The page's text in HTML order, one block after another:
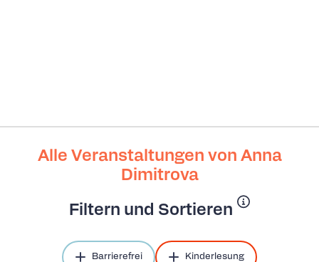
Alle Veranstaltungen von Anna
Dimitrova
Filtern und Sortieren
Barrierefrei Kinderlesung